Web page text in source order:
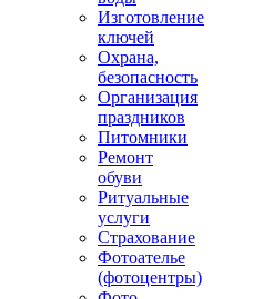
Изготовление
ключей
Охрана,
безопасность
Организация
праздников
Питомники
Ремонт
обуви
Ритуальные
услуги
Страхование
Фотоателье
(фотоцентры)